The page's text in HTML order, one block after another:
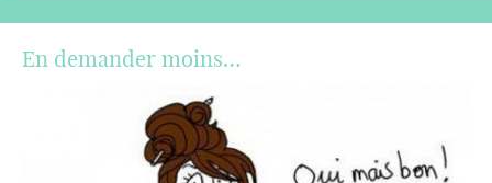
En demander moins…